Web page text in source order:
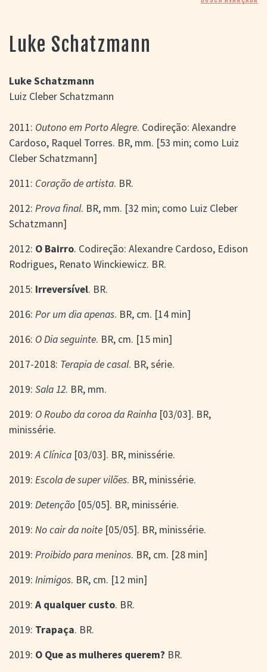
PORTAL DO
CINEMA GAÚCHO
> BUSCA AVANÇADA
> LISTA DE FILMES
CINEASTAS
> DISCOGRAFIAS
> BIBLIOGRAFIAS
CONTATO E
LOCALIZAÇÃO
Luke Schatzmann
Luke Schatzmann
Luiz Cleber Schatzmann
2011: Outono em Porto Alegre. Codireção: Alexandre
Cardoso, Raquel Torres. BR, mm. [53 min; como Luiz
Cleber Schatzmann]
2011: Coração de artista. BR.
2012: Prova final. BR, mm. [32 min; como Luiz Cleber
Schatzmann]
2012: O Bairro. Codireção: Alexandre Cardoso, Edison
Rodrigues, Renato Winckiewicz. BR.
2015: Irreversível. BR.
2016: Por um dia apenas. BR, cm. [14 min]
2016: O Dia seguinte. BR, cm. [15 min]
2017-2018: Terapia de casal. BR, série.
2019: Sala 12. BR, mm.
2019: O Roubo da coroa da Rainha [03/03]. BR,
minissérie.
2019:A Clínica [03/03]. BR, minissérie.
2019: Escola de super vilões. BR, minissérie.
2019: Detenção [05/05]. BR, minissérie.
2019: No cair da noite [05/05]. BR, minissérie.
2019: Proibido para meninos. BR, cm. [28 min]
2019: Inimigos. BR, cm. [12 min]
2019: A qualquer custo. BR.
2019: Trapaça. BR.
2019: O Que as mulheres querem? BR.